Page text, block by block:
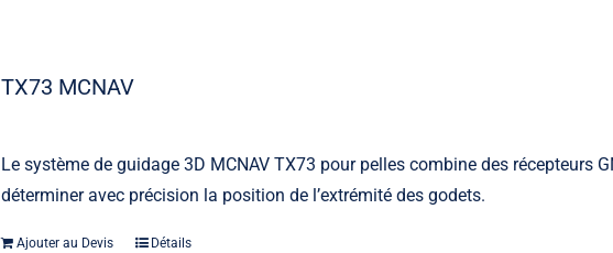
TX73 MCNAV
Le système de guidage 3D MCNAV TX73 pour pelles combine des récepteurs
déterminer avec précision la position de l’extrémité des godets.
Ajouter au Devis Détails